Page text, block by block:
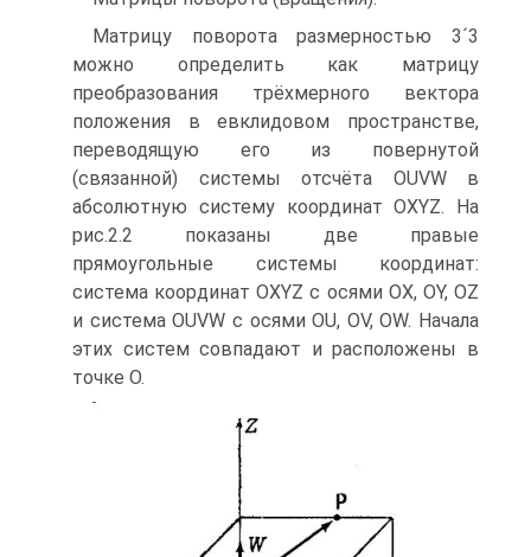
Матрицу поворота размерностью 3´3
можно определить как матрицу
преобразования трёхмерного вектора
положения в евклидовом пространстве,
переводящую его из повернутой
(связанной) системы отсчёта OUVW в
абсолютную систему координат OXYZ. На
рис.2.2 показаны две правые
прямоугольные системы координат:
система координат OXYZ с осями OX, OY, OZ
и система OUVW с осями OU, OV, OW. Начала
этих систем совпадают и расположены в
точке О.